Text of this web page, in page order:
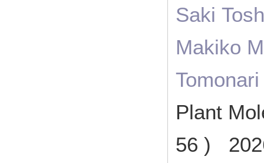
Saki
Makiko
Plant
56 )